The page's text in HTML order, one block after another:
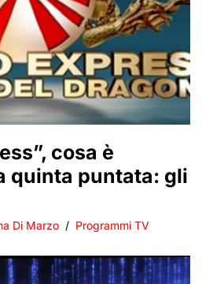
cosa è
quinta puntata: gli
Di Marzo Programmi TV